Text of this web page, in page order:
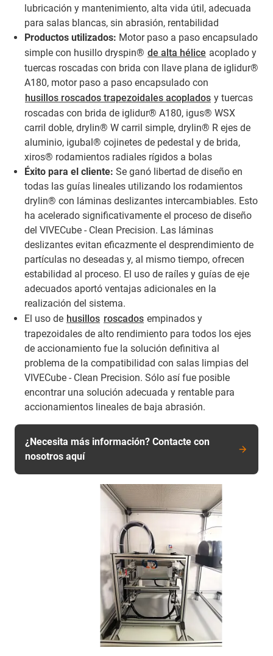
lubricación y mantenimiento, alta vida útil, adecuada
para salas blancas, sin abrasión, rentabilidad
Productos utilizados: Motor paso a paso encapsulado
simple con husillo dryspin® de alta hélice acoplado y
tuercas roscadas con brida con llave plana de iglidur®
A180, motor paso a paso encapsulado con
husillos roscados trapezoidales acoplados y tuercas
roscadas con brida de iglidur® A180, igus® WSX
carril doble, drylin® W carril simple, drylin® R ejes de
aluminio, igubal® cojinetes de pedestal y de brida,
xiros® rodamientos radiales rígidos a bolas
Éxito para el cliente: Se ganó libertad de diseño en
todas las guías lineales utilizando los rodamientos
drylin® con láminas deslizantes intercambiables. Esto
ha acelerado significativamente el proceso de diseño
del VIVECube - Clean Precision. Las láminas
deslizantes evitan eficazmente el desprendimiento de
partículas no deseadas y, al mismo tiempo, ofrecen
estabilidad al proceso. El uso de raíles y guías de eje
adecuados aportó ventajas adicionales en la
realización del sistema.
El uso de husillos roscados empinados y
trapezoidales de alto rendimiento para todos los ejes
de accionamiento fue la solución definitiva al
problema de la compatibilidad con salas limpias del
VIVECube - Clean Precision. Sólo así fue posible
encontrar una solución adecuada y rentable para
accionamientos lineales de baja abrasión.
¿Necesita más información? Contacte con
nosotros aquí